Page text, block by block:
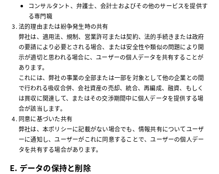
コンサルタント、弁護士、会計士およびその他のサービスを提供す
る専門職
法的理由または紛争発生時の共有
弊社は、適用法、規制、営業許可または契約、法的手続きまたは政府
の要請により必要とされる場合、または安全性や類似の問題により開
示が適切と思われる場合に、ユーザーの個人データを共有することが
あります。
これには、弊社の事業の全部または一部を対象として他の企業との間
で行われる吸収合併、会社資産の売却、統合、再編成、融資、もしく
は買収に関連して、またはその交渉期間中に個人データを提供する場
合が該当します。
同意に基づいた共有
弊社は、本ポリシーに記載がない場合でも、情報共有についてユーザ
ーに通知し、ユーザーがこれに同意することで、ユーザーの個人デー
タを共有する場合があります。
E. データの保持と削除